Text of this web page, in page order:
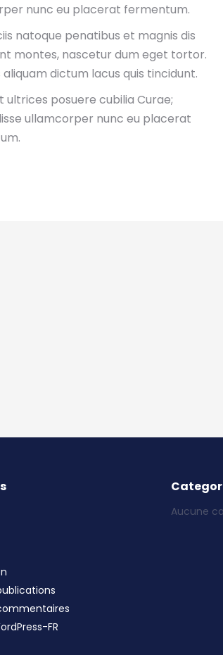
nunc eu placerat fermentum.
natoque penatibus et magnis dis
montes, nascetur dum eget tortor.
aliquam dictum lacus quis tincidunt.
ultrices posuere cubilia Curae;
ullamcorper nunc eu placerat
Aucune
FR